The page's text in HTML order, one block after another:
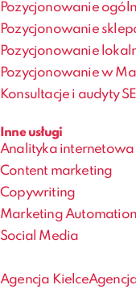
Pozycjonowanie
Pozycjonowanie
Pozycjonowanie
Pozycjonowanie w
Konsultacje i audyty
Inne usługi
Analityka internetowa
Content marketing
Copywriting
Marketing Automation
Social Media
Agencja Kielce